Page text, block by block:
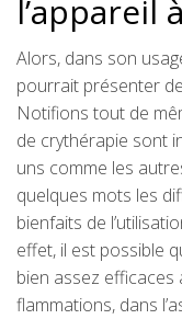
l’appareil
Alors, dans son
pourrait présenter
Notifions tout de
de crythérapie sont
uns comme les
quelques mots les
bienfaits de
effet, il est possible
bien assez
flammations, dans